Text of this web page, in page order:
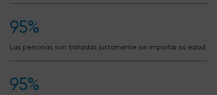
95%
Las personas son tratadas justamente sin importar su edad.
95%